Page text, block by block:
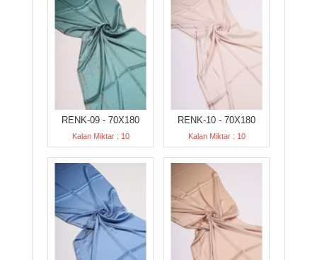
RENK-09 - 70X180
Kalan Miktar : 10
RENK-10 - 70X180
Kalan Miktar : 10